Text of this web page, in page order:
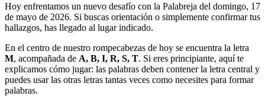
Hoy enfrentamos un nuevo desafío con la Palabreja del domingo, 17
de mayo de 2026. Si buscas orientación o simplemente confirmar tus
hallazgos, has llegado al lugar indicado.
En el centro de nuestro rompecabezas de hoy se encuentra la letra
M, acompañada de A, B, I, R, S, T. Si eres principiante, aquí te
explicamos cómo jugar: las palabras deben contener la letra central y
puedes usar las otras letras tantas veces como necesites para formar
palabras.